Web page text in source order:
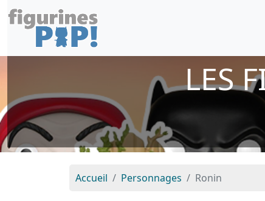
LES
Accueil Personnages Ronin